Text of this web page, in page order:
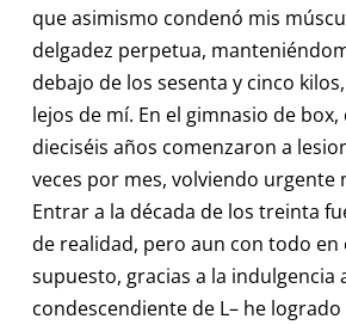
que asimismo condenó mis
delgadez perpetua,
debajo de los sesenta y cinco
lejos de mí. En el gimnasio de box,
dieciséis años comenzaron a
veces por mes, volviendo urgente
Entrar a la década de los treinta
de realidad, pero aun con todo en
supuesto, gracias a la indulgencia
condescendiente de L– he